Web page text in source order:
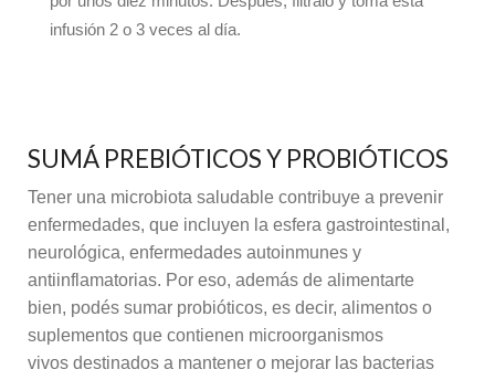
infusión 2 o 3 veces al día.
SUMÁ PREBIÓTICOS Y PROBIÓTICOS
Tener una microbiota saludable contribuye a prevenir
enfermedades, que incluyen la esfera gastrointestinal,
neurológica, enfermedades autoinmunes y
antiinflamatorias. Por eso, además de alimentarte
bien, podés sumar probióticos, es decir, alimentos o
suplementos que contienen microorganismos
vivos destinados a mantener o mejorar las bacterias